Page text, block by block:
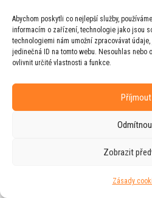
Abychom poskytli co nejlepší služby,
informacím o zařízení, technologie jako jsou
technologiemi nám umožní zpracovávat
jedinečná ID na tomto webu. Nesouhlas nebo
ovlivnit určité vlastnosti a funkce.
Příjmout
Zobrazit
Zásady
Web vytvořila firma
agenturou